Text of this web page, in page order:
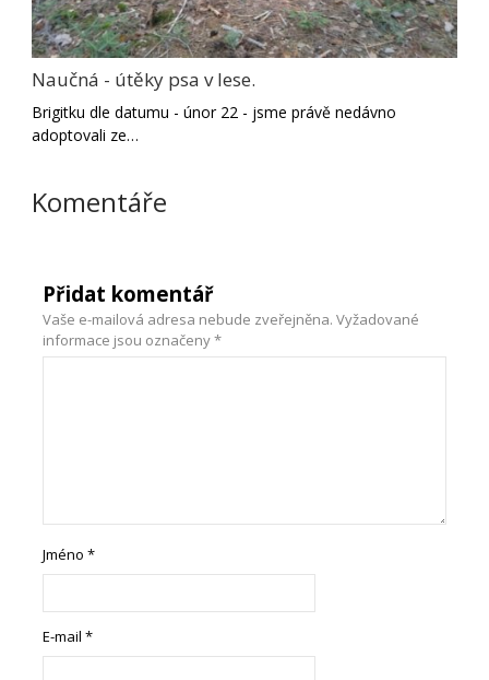
Naučná - útěky psa v lese.
Brigitku dle datumu - únor 22 - jsme právě nedávno
adoptovali ze…
Komentáře
Přidat komentář
Vaše e-mailová adresa nebude zveřejněna. Vyžadované
informace jsou označeny*
Jméno*
E-mail*